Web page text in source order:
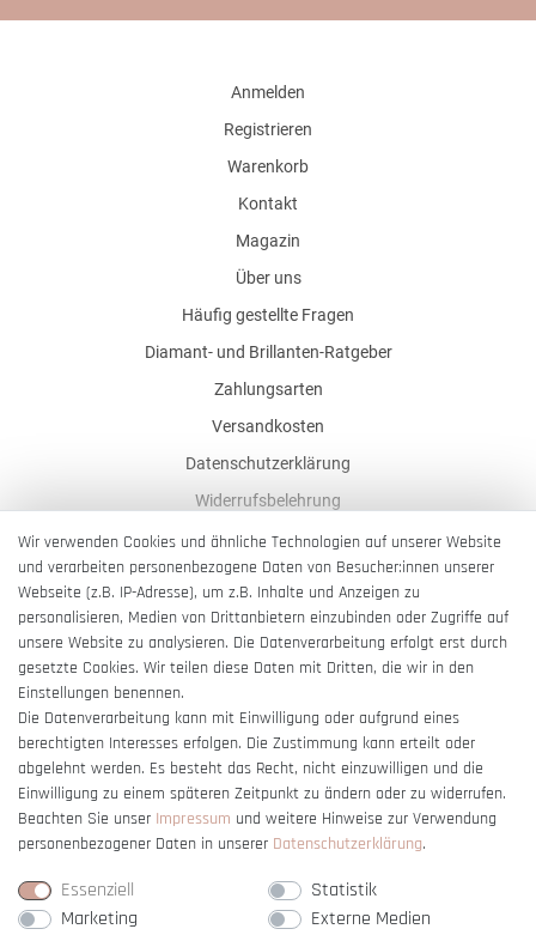
Anmelden
Registrieren
Warenkorb
Kontakt
Magazin
Über uns
Häufig gestellte Fragen
Diamant- und Brillanten-Ratgeber
Zahlungsarten
Versandkosten
Datenschutzerklärung
Widerrufsbelehrung
AGB
Impressum
Barrierefreiheitserklärung
Vertrag widerrufen
Wir verwenden Cookies und ähnliche Technologien auf unserer Website
und verarbeiten personenbezogene Daten von Besucher:innen unserer
Webseite (z.B. IP-Adresse), um z.B. Inhalte und Anzeigen zu
personalisieren, Medien von Drittanbietern einzubinden oder Zugriffe auf
unsere Website zu analysieren. Die Datenverarbeitung erfolgt erst durch
gesetzte Cookies. Wir teilen diese Daten mit Dritten, die wir in den
Einstellungen benennen.
Die Datenverarbeitung kann mit Einwilligung oder aufgrund eines
berechtigten Interesses erfolgen. Die Zustimmung kann erteilt oder
abgelehnt werden. Es besteht das Recht, nicht einzuwilligen und die
Einwilligung zu einem späteren Zeitpunkt zu ändern oder zu widerrufen.
Beachten Sie unser Impressum und weitere Hinweise zur Verwendung
personenbezogener Daten in unserer Daten­schutz­erklärung.
Essenziell
Statistik
Marketing
Externe Medien